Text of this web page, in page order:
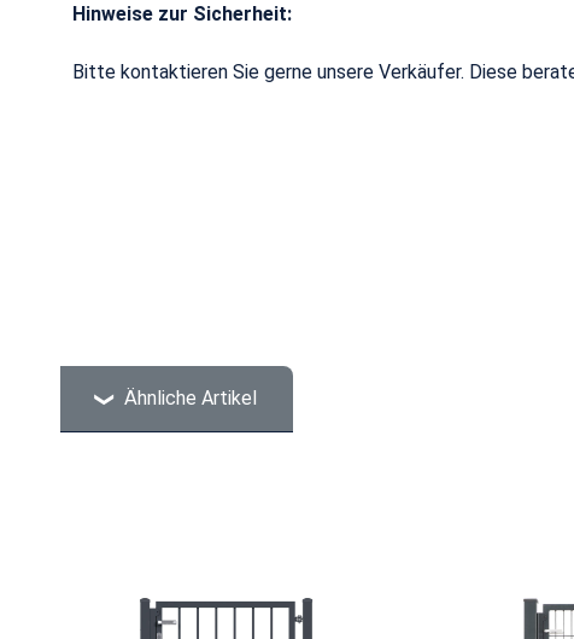
Hinweise zur Sicherheit:
Bitte kontaktieren Sie gerne unsere Verkäufer. Diese
Ähnliche Artikel